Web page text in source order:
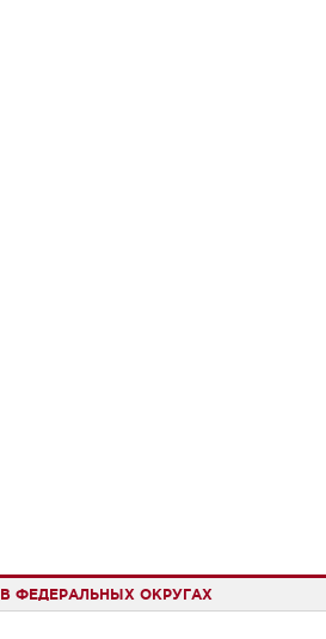
В ФЕДЕРАЛЬНЫХ ОКРУГАХ